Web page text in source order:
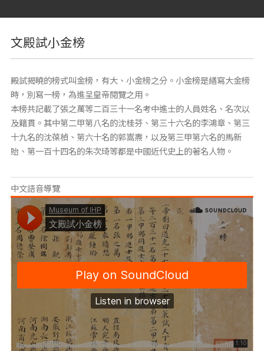
文殿試小金榜
殿試揭曉的榜式叫金榜，有大、小金榜之分。小金榜是繕寫大金榜
時，別寫一榜，為進呈皇帝閱覽之用。
本榜共記載了張之萬等二百三十一名考中進士的人員姓名、名次以
及籍貫。其中第二甲第八名的沈桂芬、第三十六名的李鴻章、第三
十九名的沈葆楨、第六十名的郭嵩燾，以及第三甲第六名的馬新
貽、第一百十四名的朱次琦等都是中國近代史上的著名人物。
中文語音導覽